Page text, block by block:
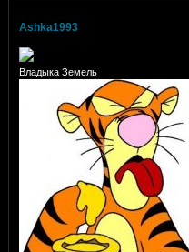
Ashka1993
Владыка Земель